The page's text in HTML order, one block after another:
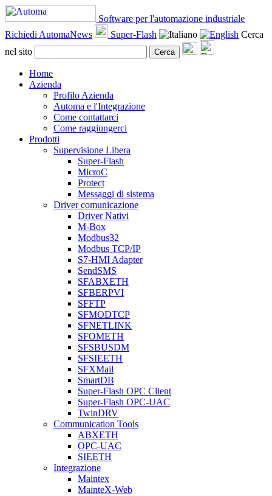
Software per l'automazione industriale
Richiedi AutomaNews
Super-Flash
Cerca
nel sito
Cerca
Home
Azienda
Profilo Azienda
Automa e l'Integrazione
Come contattarci
Come raggiungerci
Prodotti
Supervisione Libera
Super-Flash
MicroC
Protect
Messaggi di sistema
Driver comunicazione
Driver Nativi
M-Box
Modbus32
Modbus TCP/IP
S7-HMI Adapter
SendSMS
SFABXETH
SFBERPVI
SFFTP
SFMODTCP
SFNETLINK
SFOMETH
SFSBUSDM
SFSIEETH
SFXMail
SmartDB
Super-Flash OPC Client
Super-Flash OPC-UAC
TwinDRV
Communication Tools
ABXETH
OPC-UAC
SIEETH
Integrazione
Maintex
MainteX-Web